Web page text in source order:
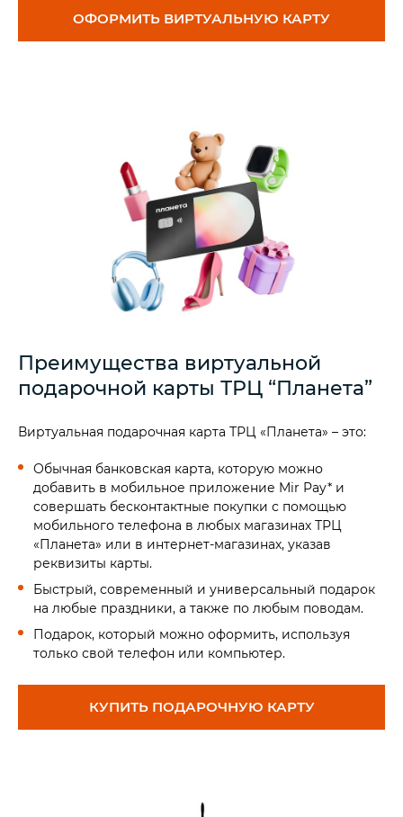
ОФОРМИТЬ ВИРТУАЛЬНУЮ КАРТУ
Преимущества виртуальной
подарочной карты ТРЦ “Планета”
Виртуальная подарочная карта ТРЦ «Планета» – это:
Обычная банковская карта, которую можно
добавить в мобильное приложение Mir Pay* и
совершать бесконтактные покупки с помощью
мобильного телефона в любых магазинах ТРЦ
«Планета» или в интернет-магазинах, указав
реквизиты карты.
Быстрый, современный и универсальный подарок
на любые праздники, а также по любым поводам.
Подарок, который можно оформить, используя
только свой телефон или компьютер.
КУПИТЬ ПОДАРОЧНУЮ КАРТУ